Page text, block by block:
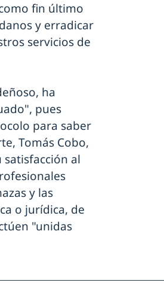
fin último
y erradicar
servicios de
ha
pues
para saber
Tomás Cobo,
al
y las
o jurídica, de
"unidas